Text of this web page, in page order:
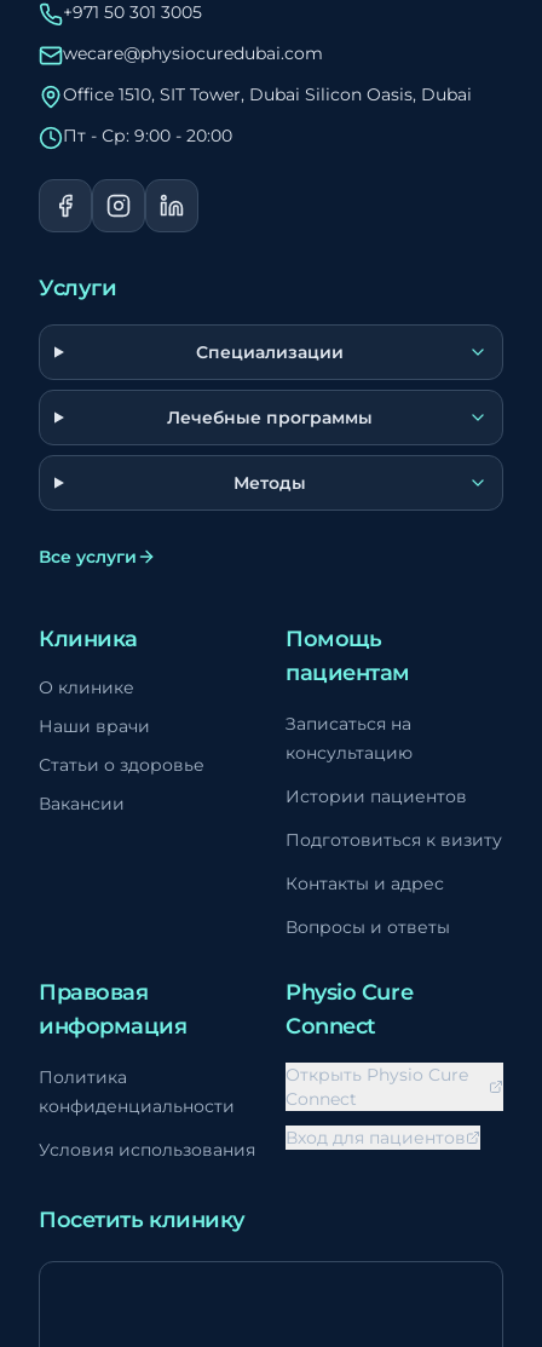
+971 50 301 3005
wecare@physiocuredubai.com
Office 1510, SIT Tower, Dubai Silicon Oasis, Dubai
Пт - Ср: 9:00 - 20:00
Услуги
Специализации
Лечебные программы
Методы
Все услуги
Клиника
О клинике
Наши врачи
Статьи о здоровье
Вакансии
Помощь
пациентам
Записаться на
консультацию
Истории пациентов
Подготовиться к визиту
Контакты и адрес
Вопросы и ответы
Правовая
информация
Политика
конфиденциальности
Условия использования
Physio Cure
Connect
Открыть Physio Cure
Connect
Вход для пациентов
Посетить клинику